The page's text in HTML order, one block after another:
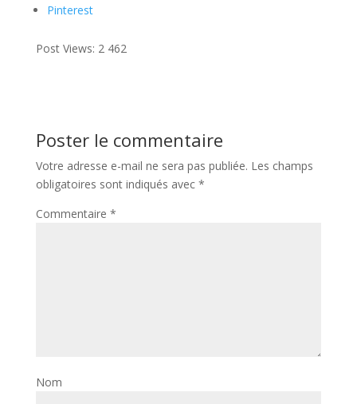
Pinterest
Post Views: 2 462
Poster le commentaire
Votre adresse e-mail ne sera pas publiée. Les champs
obligatoires sont indiqués avec *
Commentaire *
Nom